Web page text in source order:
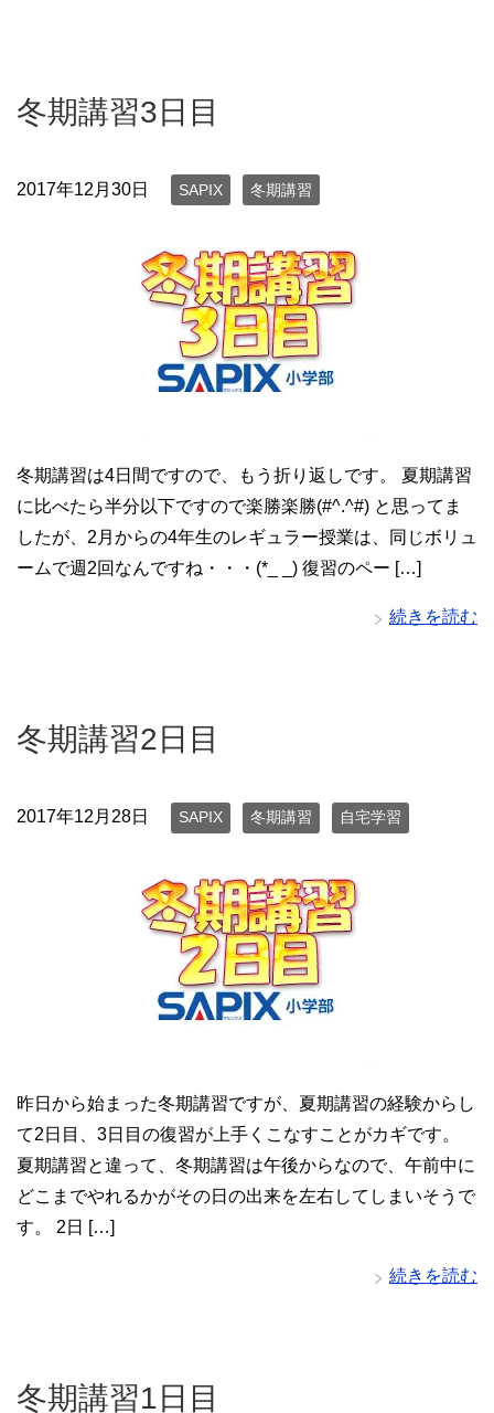
冬期講習3日目
2017年12月30日 SAPIX 冬期講習
冬期講習は4日間ですので、もう折り返しです。 夏期講習
に比べたら半分以下ですので楽勝楽勝(#^.^#) と思ってま
したが、2月からの4年生のレギュラー授業は、同じボリュ
ームで週2回なんですね・・・(*_ _) 復習のペー […]
続きを読む
冬期講習2日目
2017年12月28日 SAPIX 冬期講習 自宅学習
昨日から始まった冬期講習ですが、夏期講習の経験からし
て2日目、3日目の復習が上手くこなすことがカギです。
夏期講習と違って、冬期講習は午後からなので、午前中に
どこまでやれるかがその日の出来を左右してしまいそうで
す。 2日 […]
続きを読む
冬期講習1日目